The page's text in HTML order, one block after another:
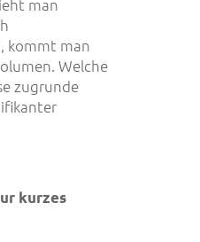
man
kommt man
Welche
zugrunde
kurzes